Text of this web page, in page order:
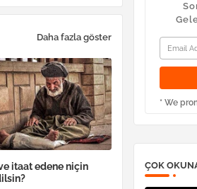
Daha fazla göster
itaat edene niçin
* We
ÇOK